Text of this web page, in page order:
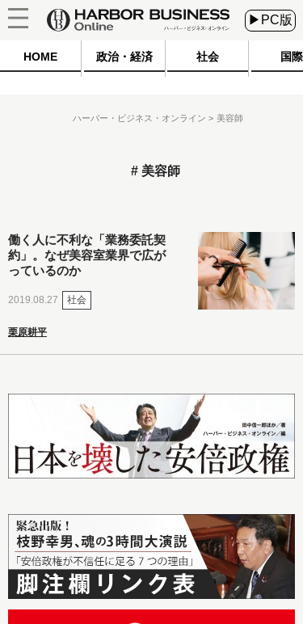
▶PC版
HOME 政治・経済 社会 国際
ハーバー・ビジネス・オンライン 美容師
美容師
働く人に不利な「業務委託契
約」。なぜ美容室業界で広が
っているのか
2019.08.27 社会
栗原耕平